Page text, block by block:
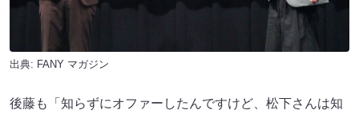
出典: FANY マガジン
後藤も「知らずにオファーしたんですけど、松下さんは知